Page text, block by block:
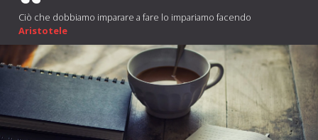
Ciò che dobbiamo imparare a fare lo impariamo facendo
Aristotele